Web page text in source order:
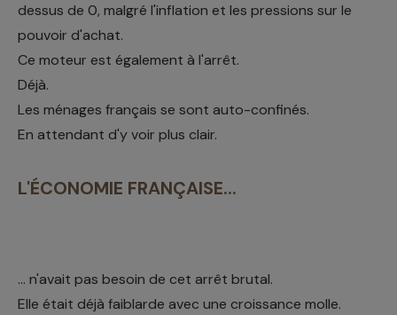
dessus de 0, malgré l'inflation et les pressions sur le
pouvoir d'achat.
Ce moteur est également à l'arrêt.
Déjà.
Les ménages français se sont auto-confinés.
En attendant d'y voir plus clair.
L'ÉCONOMIE FRANÇAISE...
... n'avait pas besoin de cet arrêt brutal.
Elle était déjà faiblarde avec une croissance molle.